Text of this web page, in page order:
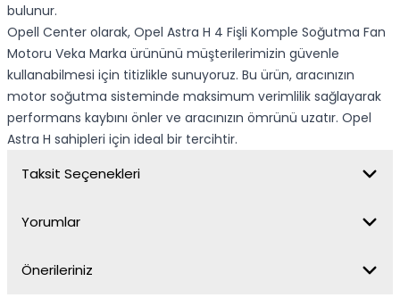
bulunur.
Opell Center olarak, Opel Astra H 4 Fişli Komple Soğutma Fan
Motoru Veka Marka ürününü müşterilerimizin güvenle
kullanabilmesi için titizlikle sunuyoruz. Bu ürün, aracınızın
motor soğutma sisteminde maksimum verimlilik sağlayarak
performans kaybını önler ve aracınızın ömrünü uzatır. Opel
Astra H sahipleri için ideal bir tercihtir.
Taksit Seçenekleri
Yorumlar
Önerileriniz